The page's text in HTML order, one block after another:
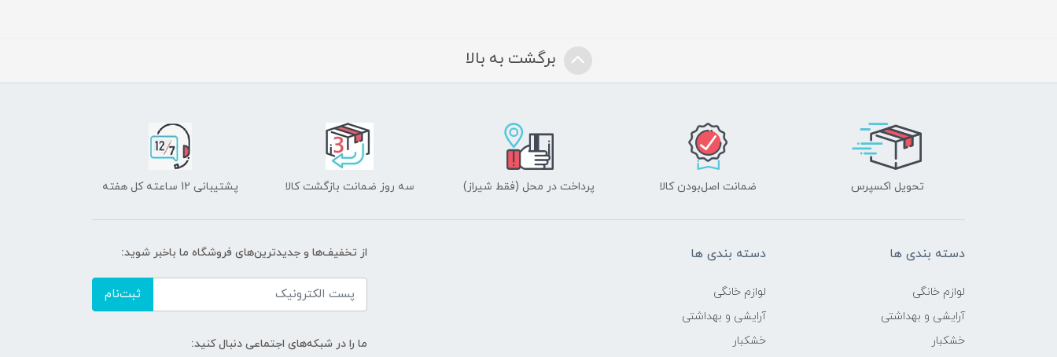
برگشت به بالا
تحویل اکسپرس ضمانت اصل‌بودن کالا پرداخت در محل (فقط شیراز) سه روز ضمانت بازگشت کالا پشتیبانی 12 ساعته کل هفته
دسته بندی ها
لوازم خانگی
آرایشی و بهداشتی
خشکبار
دسته بندی ها
لوازم خانگی
آرایشی و بهداشتی
خشکبار
از تخفیف‌ها و جدیدترین‌های فروشگاه ما باخبر شوید:
ثبت‌نام
ما را در شبکه‌های اجتماعی دنبال کنید: